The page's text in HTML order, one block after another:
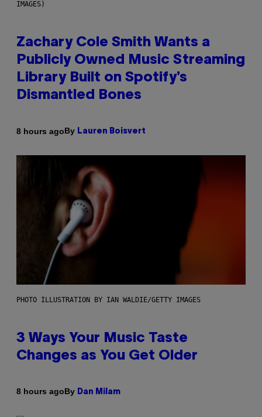
IMAGES)
Zachary Cole Smith Wants a
Publicly Owned Music Streaming
Library Built on Spotify’s
Dismantled Bones
8 hours agoBy Lauren Boisvert
PHOTO ILLUSTRATION BY IAN WALDIE/GETTY IMAGES
3 Ways Your Music Taste
Changes as You Get Older
8 hours agoBy Dan Milam